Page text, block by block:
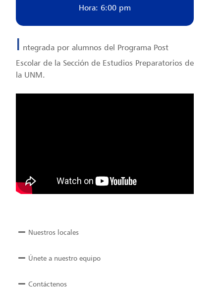
Hora: 6:00 pm
I ntegrada por alumnos del Programa Post
Escolar de la Sección de Estudios Preparatorios de
la UNM.
Nuestros locales
Únete a nuestro equipo
Contáctenos